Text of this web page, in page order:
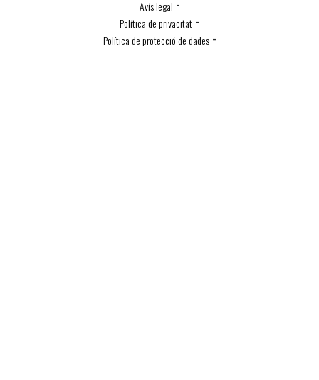
Avís legal -
Política de privacitat -
Política de protecció de dades-